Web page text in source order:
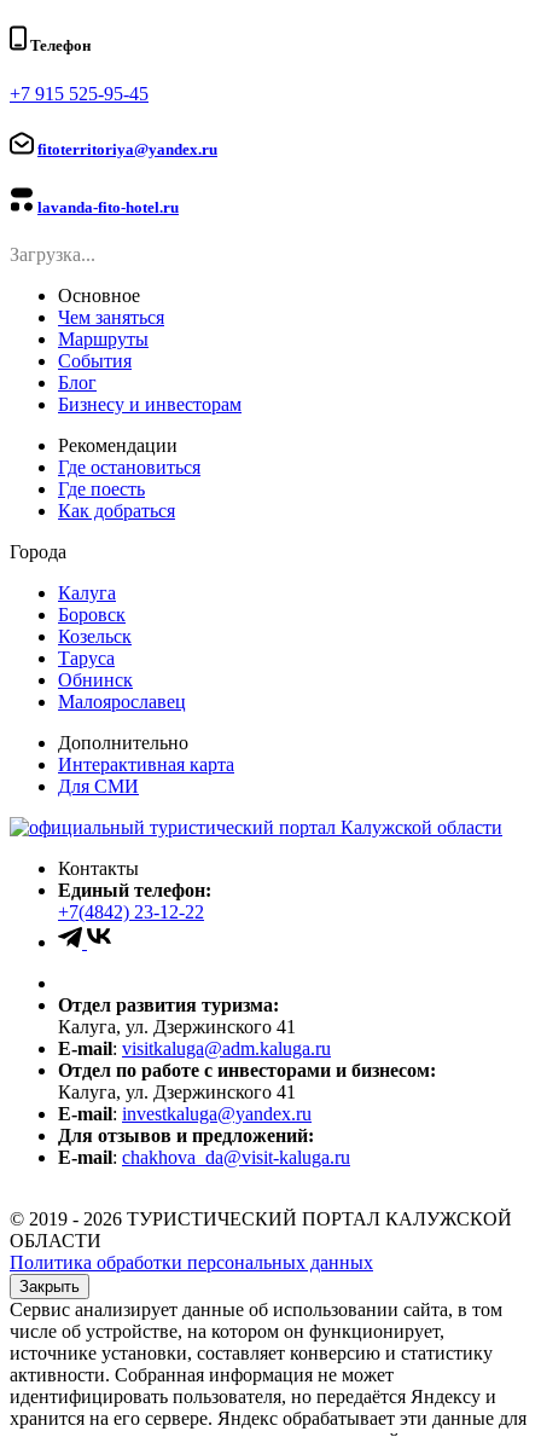
Телефон
+7 915 525-95-45
fitoterritoriya@yandex.ru
lavanda-fito-hotel.ru
Загрузка...
Основное
Чем заняться
Маршруты
События
Блог
Бизнесу и инвесторам
Рекомендации
Где остановиться
Где поесть
Как добраться
Города
Калуга
Боровск
Козельск
Таруса
Обнинск
Малоярославец
Дополнительно
Интерактивная карта
Для СМИ
Контакты
Единый телефон:
+7(4842) 23-12-22
Отдел развития туризма:
Калуга, ул. Дзержинского 41
E-mail: visitkaluga@adm.kaluga.ru
Отдел по работе с инвесторами и бизнесом:
Калуга, ул. Дзержинского 41
E-mail: investkaluga@yandex.ru
Для отзывов и предложений:
E-mail: chakhova_da@visit-kaluga.ru
© 2019 - 2026 ТУРИСТИЧЕСКИЙ ПОРТАЛ КАЛУЖСКОЙ
ОБЛАСТИ
Политика обработки персональных данных
Закрыть
Сервис анализирует данные об использовании сайта, в том
числе об устройстве, на котором он функционирует,
источнике установки, составляет конверсию и статистику
активности. Собранная информация не может
идентифицировать пользователя, но передаётся Яндексу и
хранится на его сервере. Яндекс обрабатывает эти данные для